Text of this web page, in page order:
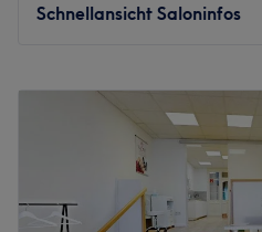
Schnellansicht Saloninfos
Dienstag
Donnerstag
Samstag